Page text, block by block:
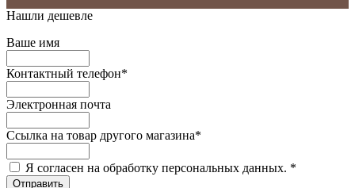
Нашли дешевле
Ваше имя
Контактный телефон*
Электронная почта
Ссылка на товар другого магазина*
Я согласен на обработку персональных данных. *